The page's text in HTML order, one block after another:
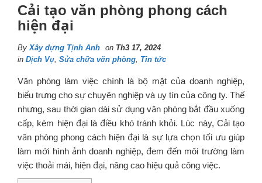
Cải tạo văn phòng phong cách
hiện đại
By Xây dựng Tịnh Anh on Th3 17, 2024
in Dịch Vụ Sửa chữa văn phòng Tin tức
Văn phòng làm việc chính là bộ mặt của doanh nghiệp,
biểu trưng cho sự chuyên nghiệp và uy tín của công ty. Thế
nhưng, sau thời gian dài sử dụng văn phòng bắt đầu xuống
cấp, kém hiện đại là điều khó tránh khỏi. Lúc này, Cải tạo
văn phòng phong cách hiện đại là sự lựa chọn tối ưu giúp
làm mới hình ảnh doanh nghiệp, đem đến môi trường làm
việc thoải mái, hiện đại, nâng cao hiệu quả công việc.